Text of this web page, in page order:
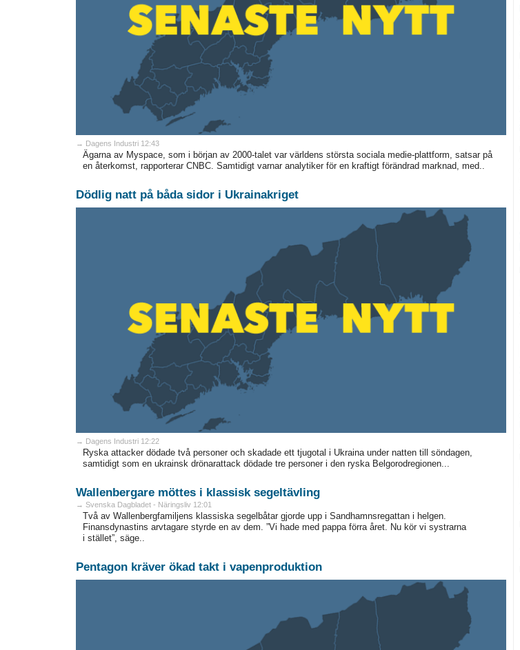
→ Dagens Industri 12:43
Ägarna av Myspace, som i början av 2000-talet var världens största sociala medie-plattform, satsar på
en återkomst, rapporterar CNBC. Samtidigt varnar analytiker för en kraftigt förändrad marknad, med..
Dödlig natt på båda sidor i Ukrainakriget
→ Dagens Industri 12:22
Ryska attacker dödade två personer och skadade ett tjugotal i Ukraina under natten till söndagen,
samtidigt som en ukrainsk drönarattack dödade tre personer i den ryska Belgorodregionen...
Wallenbergare möttes i klassisk segeltävling
→ Svenska Dagbladet - Näringsliv 12:01
Två av Wallenbergfamiljens klassiska segelbåtar gjorde upp i Sandhamnsregattan i helgen.
Finansdynastins arvtagare styrde en av dem. ”Vi hade med pappa förra året. Nu kör vi systrarna
i stället”, säge..
Pentagon kräver ökad takt i vapenproduktion